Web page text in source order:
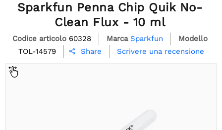
Sparkfun Penna Chip Quik No-
Clean Flux - 10 ml
Codice articolo 60328 Marca Sparkfun
Modello
TOL-14579
 Share Scrivere una recensione